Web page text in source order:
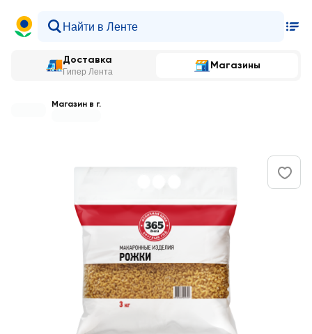
Доставка
Гипер Лента
Магазины
Магазин в г.